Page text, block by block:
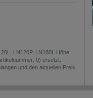
LN120P, LN180L Höhe
0) ersetzt.
und den aktuellen Preis